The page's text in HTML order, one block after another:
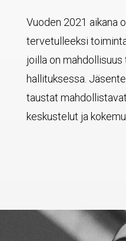
Vuoden 2021 aikana
tervetulleeksi
joilla on
hallituksessa.
taustat
keskustelut ja